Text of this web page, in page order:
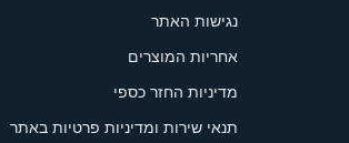
נגישות האתר
אחריות המוצרים
מדיניות החזר כספי
תנאי שירות ומדיניות פרטיות באתר